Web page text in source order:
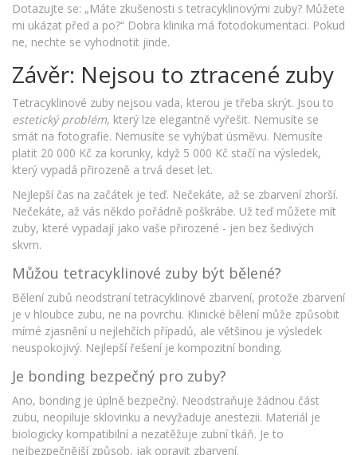
Dotazujte se: „Máte zkušenosti s tetracyklinovými zuby? Můžete
mi ukázat před a po?“ Dobra klinika má fotodokumentaci. Pokud
ne, nechte se vyhodnotit jinde.
Závěr: Nejsou to ztracené zuby
Tetracyklinové zuby nejsou vada, kterou je třeba skrýt. Jsou to
estetický problém, který lze elegantně vyřešit. Nemusíte se
smát na fotografie. Nemusíte se vyhýbat úsměvu. Nemusíte
platit 20 000 Kč za korunky, když 5 000 Kč stačí na výsledek,
který vypadá přirozeně a trvá deset let.
Nejlepší čas na začátek je teď. Nečekáte, až se zbarvení zhorší.
Nečekáte, až vás někdo pořádně poškrábe. Už teď můžete mít
zuby, které vypadají jako vaše přirozené - jen bez šedivých
skvrn.
Můžou tetracyklinové zuby být bělené?
Bělení zubů neodstraní tetracyklinové zbarvení, protože zbarvení
je v hloubce zubu, ne na povrchu. Klinické bělení může způsobit
mírné zjasnění u nejlehčích případů, ale většinou je výsledek
neuspokojivý. Nejlepší řešení je kompozitní bonding.
Je bonding bezpečný pro zuby?
Ano, bonding je úplně bezpečný. Neodstraňuje žádnou část
zubu, neopiluje sklovinku a nevyžaduje anestezii. Materiál je
biologicky kompatibilní a nezatěžuje zubní tkáň. Je to
nejbezpečnější způsob, jak opravit zbarvení.